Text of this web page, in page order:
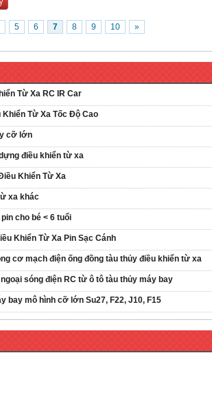
5 6 7 8 9 10 »
Từ Xa RC IR Car
Khiển Từ Xa Tốc Độ Cao
cỡ lớn
điều khiển từ xa
Khiển Từ Xa
xa khác
cho bé < 6 tuổi
Khiển Từ Xa Pin Sạc Cánh
cơ mạch điện ống đồng tàu thủy điều khiển từ xa
sóng điện RC từ ô tô tàu thủy máy bay
bay mô hình cỡ lớn Su27, F22, J10, F15